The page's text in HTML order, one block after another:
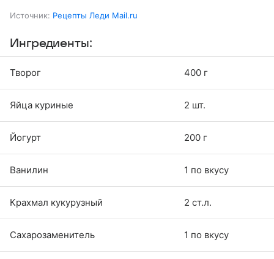
Источник: Рецепты Леди Mail.ru
Ингредиенты:
Творог 400 г
Яйца куриные 2 шт.
Йогурт 200 г
Ванилин 1 по вкусу
Крахмал кукурузный 2 ст.л.
Сахарозаменитель 1 по вкусу